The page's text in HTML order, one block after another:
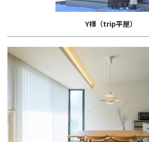
Y様（trip平屋）